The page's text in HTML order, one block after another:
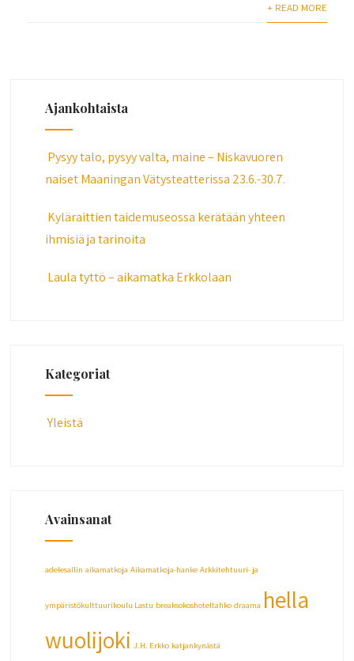
+ READ MORE
Ajankohtaista
Pysyy talo, pysyy valta, maine – Niskavuoren
naiset Maaningan Vätysteatterissa 23.6.-30.7.
Kyläraittien taidemuseossa kerätään yhteen
ihmisiä ja tarinoita
Laula tyttö – aikamatka Erkkolaan
Kategoriat
Yleistä
Avainsanat
adelesallin aikamatkoja Aikamatkoja-hanke Arkkitehtuuri- ja
ympäristökulttuurikoulu Lastu breaksokoshoteltahko draama hella
wuolijoki J.H. Erkko katjankynästä